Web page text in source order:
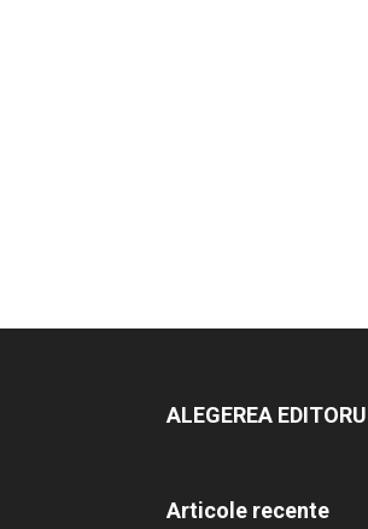
ALEGEREA
Articole recente